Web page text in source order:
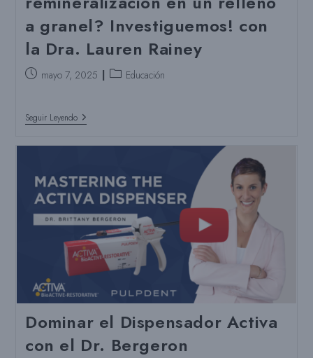
Llenado
A
Granel
a granel? Investiguemos! con
la Dra. Lauren Rainey
Puestomayo 7, 2025
Categoría
Educación
Seguir LeyendoParticipa
En
Gratuito:
¿Apoyo
A
La
Remineralización
En
Un
Relleno
A
Granel?
Con
Dra.
Lauren
Rainey
Dominar el Dispensador Activa
con el Dr. Bergeron